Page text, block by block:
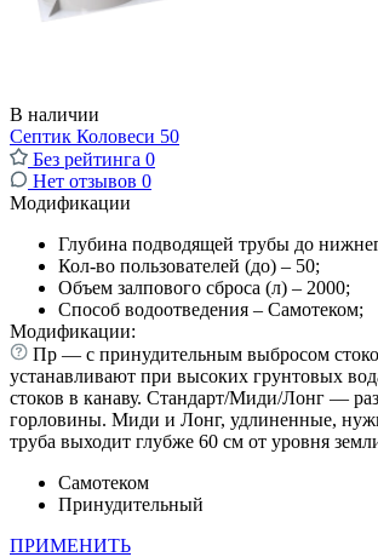
В наличии
Септик Коловеси 50
Без рейтинга 0
Нет отзывов 0
Модификации
Глубина подводящей трубы до
Кол-во пользователей (до) – 50;
Объем залпового сброса (л) – 2000;
Способ водоотведения – Самотеком;
Модификации:
Пр — с принудительным выбросом
устанавливают при высоких грунтовых
стоков в канаву. Стандарт/Миди/Лонг —
горловины. Миди и Лонг, удлиненные,
труба выходит глубже 60 см от уровня
Самотеком
Принудительный
ПРИМЕНИТЬ